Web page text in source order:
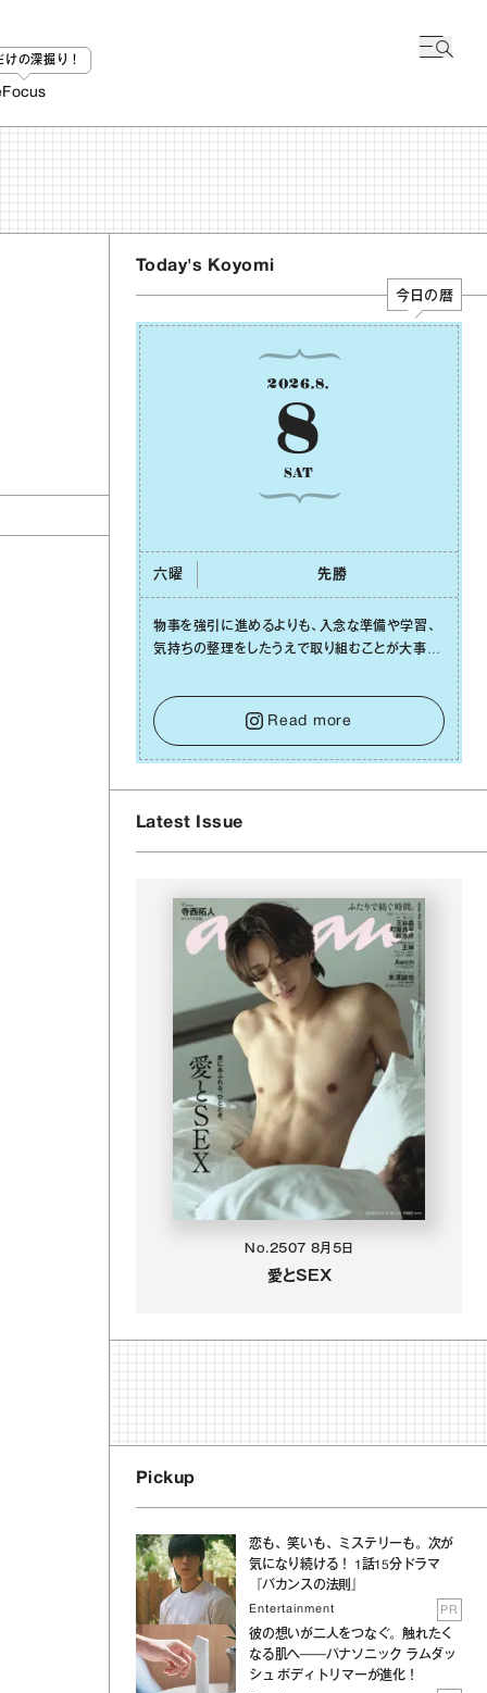
けの深掘り！
Focus
Today's Koyomi
今日の暦
2026.8.
8
SAT
六曜 先勝
物事を強引に進めるよりも、⼊念な準備や学習、
気持ちの整理をしたうえで取り組むことが⼤事な
も焦らないで。意思を伝える⼯夫をしたり、あなた
⾃⾝や疲れていそうな⼈をいたわることに時間を
使いましょう。ここでしっかりとエネルギーを蓄
え、困難を乗り越える⼒に変えましょう。
Read more
Latest Issue
No.2507 8月5日
愛とSEX
Pickup
恋も、笑いも、ミステリーも。次が
気になり続ける！ 1話15分ドラマ
『バカンスの法則』
Entertainment PR
彼の想いが二人をつなぐ。触れたく
なる肌へ──パナソニック ラムダッ
シュ ボディトリマーが進化！